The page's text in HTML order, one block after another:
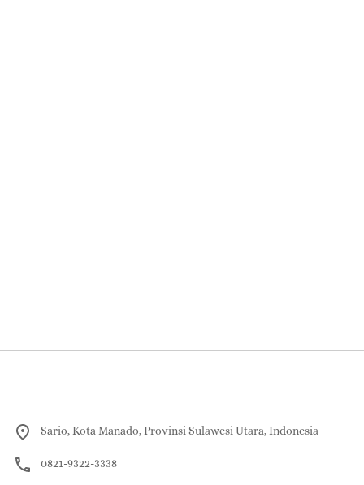
Sario, Kota Manado, Provinsi Sulawesi Utara, Indonesia
0821-9322-3338